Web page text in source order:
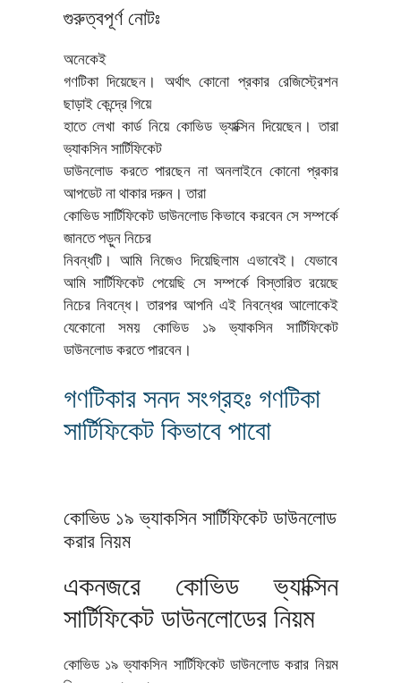
গুরুত্বপূর্ণ নোটঃ
অনেকেই
গণটিকা দিয়েছেন। অর্থাৎ কোনো প্রকার রেজিস্ট্রেশন
ছাড়াই কেন্দ্রে গিয়ে
হাতে লেখা কার্ড নিয়ে কোভিড ভ্যাক্সিন দিয়েছেন। তারা
ভ্যাকসিন সার্টিফিকেট
ডাউনলোড করতে পারছেন না অনলাইনে কোনো প্রকার
আপডেট না থাকার দরুন। তারা
কোভিড সার্টিফিকেট ডাউনলোড কিভাবে করবেন সে সম্পর্কে
জানতে পড়ুন নিচের
নিবন্ধটি। আমি নিজেও দিয়েছিলাম এভাবেই। যেভাবে
আমি সার্টিফিকেট পেয়েছি সে সম্পর্কে বিস্তারিত রয়েছে
নিচের নিবন্ধে। তারপর আপনি এই নিবন্ধের আলোকেই
যেকোনো সময় কোভিড ১৯ ভ্যাকসিন সার্টিফিকেট
ডাউনলোড করতে পারবেন।
গণটিকার সনদ সংগ্রহঃ গণটিকা
সার্টিফিকেট কিভাবে পাবো
কোভিড ১৯ ভ্যাকসিন সার্টিফিকেট ডাউনলোড
করার নিয়ম
একনজরে কোভিড ভ্যাক্সিন
সার্টিফিকেট ডাউনলোডের নিয়ম
কোভিড ১৯ ভ্যাকসিন সার্টিফিকেট ডাউনলোড করার নিয়ম